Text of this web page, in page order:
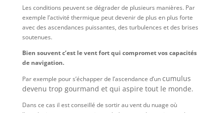
Les conditions peuvent se dégrader de plusieurs manières. Par
exemple l’activité thermique peut devenir de plus en plus forte
avec des ascendances puissantes, des turbulences et des brises
soutenues.
Bien souvent c’est le vent fort qui compromet vos capacités
de navigation.
Par exemple pour s’échapper de l’ascendance d’uncumulus
devenu trop gourmand et qui aspire tout le monde.
Dans ce cas il est conseillé de sortir au vent du nuage où